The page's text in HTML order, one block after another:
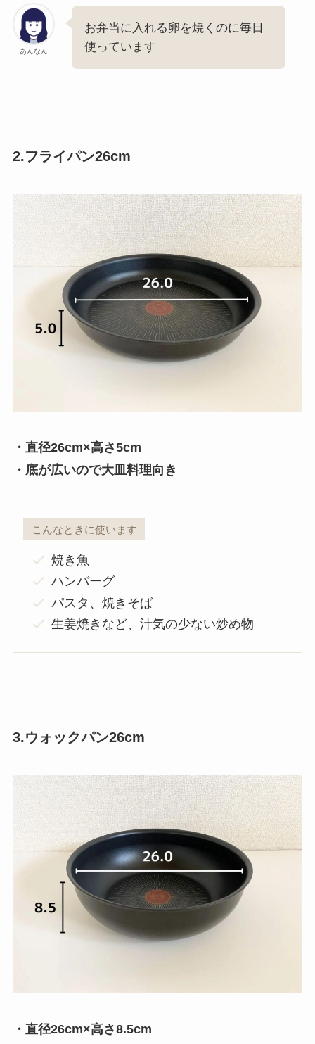
あんなん
お弁当に入れる卵を焼くのに毎日
使っています
2.フライパン26cm
・直径26cm×高さ5cm
・底が広いので大皿料理向き
こんなときに使います
焼き魚
ハンバーグ
パスタ、焼きそば
生姜焼きなど、汁気の少ない炒め物
3.ウォックパン26cm
・直径26cm×高さ8.5cm